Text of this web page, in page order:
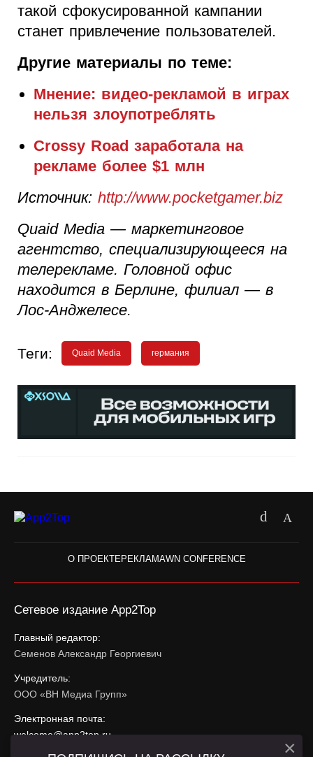
такой сфокусированной кампании
станет привлечение пользователей.
Другие материалы по теме:
Мнение: видео-рекламой в играх
нельзя злоупотреблять
Crossy Road заработала на
рекламе более $1 млн
Источник: http://www.pocketgamer.biz
Quaid Media — маркетинговое
агентство, специализирующееся на
телерекламе. Головной офис
находится в Берлине, филиал — в
Лос-Анджелесе.
Теги: Quaid Media германия
О ПРОЕКТЕ РЕКЛАМАWN CONFERENCE
Сетевое издание App2Top
Главный редактор:
Семенов Александр Георгиевич
Учредитель:
ООО «ВН Медиа Групп»
Электронная почта:
welcome@app2top.ru
×